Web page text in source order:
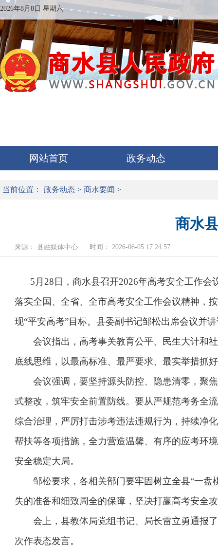
2026年8月8日 星期六
网站首页 政务动态
当前位置： 政务动态 > 商水要闻 >
商水
来源： 县融媒体中心 时间： 2026-06-05 17:24:57
5月28日，商水县召开2026年高考安全工作
落实全国、全省、全市高考安全工作会议精神，
现“平安高考”目标。县委副书记邹松出席会议并
会议指出，高考事关教育公平、民生大计和社
底线思维，以最高标准、最严要求、最实举措抓
会议强调，要坚持源头防控、隐患清零，聚焦
式整改，筑牢安全前置防线。要从严规范考务全
综合治理，严厉打击涉考违法违规行为，持续净
帮扶等各项措施，全力营造温馨、有序的应考环
安全稳定大局。
邹松要求，各相关部门要牢固树立全县“一盘
失的准备和细致周全的保障，坚决打赢高考安全
会上，县教体局党组书记、局长雷立勇通报了
次作表态发言。